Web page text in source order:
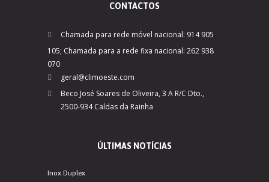
CONTACTOS
Chamada para rede móvel nacional: 914 905
105; Chamada para a rede fixa nacional: 262 938
070
geral@climoeste.com
Beco José Soares de Oliveira, 3 A R/C Dto.,
2500-934 Caldas da Rainha
ÚLTIMAS NOTÍCIAS
Inox Duplex